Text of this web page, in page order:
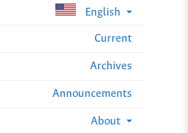
English
Current
Archives
Announcements
About